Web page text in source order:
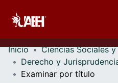
Comunidades
Buscar Por
Inicio
Derecho y
Examinar por título